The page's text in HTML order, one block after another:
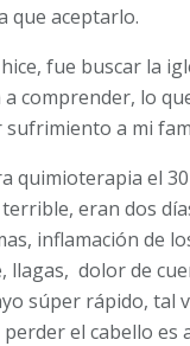
que aceptarlo.
fue buscar la
comprender, lo
sufrimiento a mi
quimioterapia el
eran dos
inflamación de
llagas, dolor de
súper rápido, tal
el cabello es